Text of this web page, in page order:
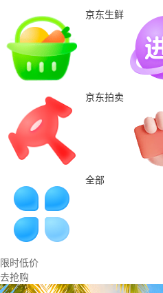
京东生鲜
京东拍卖
全部
限时低价
去抢购